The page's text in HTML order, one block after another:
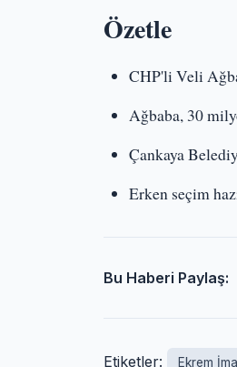
Özetle
CHP'li Veli
Ağbaba, 30
Çankaya
Erken seçim
Bu Haberi Paylaş:
Etiketler: Ekrem